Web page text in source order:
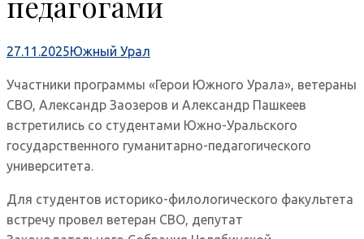
27.11.2025Южный Урал
Участники программы «Герои Южного Урала», ветераны
СВО, Александр Заозеров и Александр Пашкеев
встретились со студентами Южно-Уральского
государственного гуманитарно-педагогического
университета.
Для студентов историко-филологического факультета
встречу провел ветеран СВО, депутат